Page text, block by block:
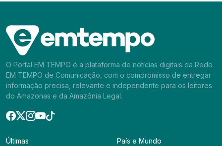
O Portal EM TEMPO é a plataforma de notícias digitais da Rede
EM TEMPO de Comunicação, com o compromisso de entregar
informação precisa, relevante e independente para os leitores
do Amazonas e da Amazônia Legal.
Últimas
País e Mundo